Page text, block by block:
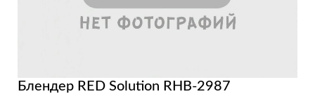
Блендер RED Solution RHB-2987